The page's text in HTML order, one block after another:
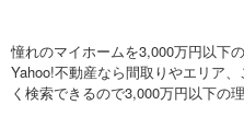
憧れのマイホームを3,000万円以下
Yahoo!不動産なら間取りやエリア
く検索できるので3,000万円以下の